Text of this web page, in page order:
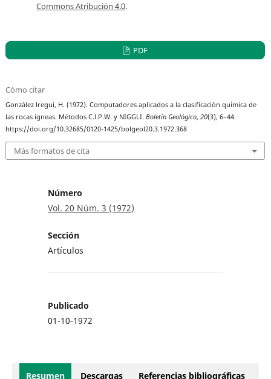
Commons Atribución 4.0.
PDF
Cómo citar
González lregui, H. (1972). Computadores aplicados a la clasificación química de
las rocas ígneas. Métodos C.l.P.W. y NIGGLI.Boletín Geológico,20(3), 6–44.
https://doi.org/10.32685/0120-1425/bolgeol20.3.1972.368
Más formatos de cita
Número
Vol. 20 Núm. 3 (1972)
Sección
Artículos
Publicado
01-10-1972
Resumen Descargas Referencias bibliográficas